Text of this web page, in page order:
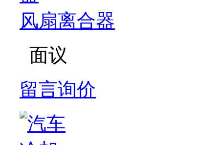
风扇离合器
面议
留言询价